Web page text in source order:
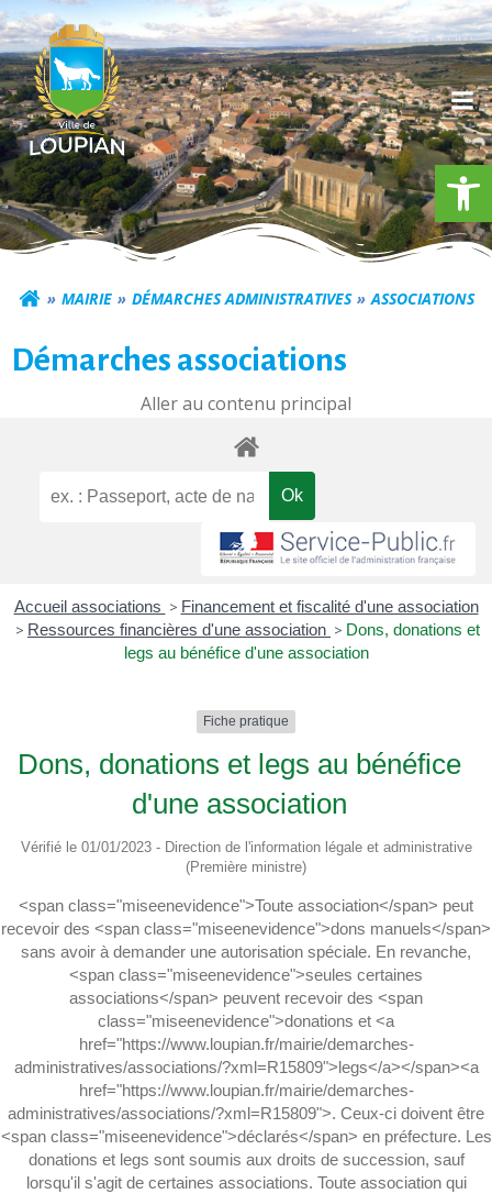
Aller
au
contenu
Commune de
MAIRIE DÉMARCHES ADMINISTRATIVES ASSOCIATIONS
Démarches associations
Aller au contenu principal
Accueil associations > Financement et fiscalité d'une association
> Ressources financières d'une association > Dons, donations et
legs au bénéfice d'une association
Fiche pratique
Dons, donations et legs au bénéfice
d'une association
Vérifié le 01/01/2023 - Direction de l'information légale et administrative
(Première ministre)
<span class="miseenevidence">Toute association</span> peut
recevoir des <span class="miseenevidence">dons manuels</span>
sans avoir à demander une autorisation spéciale. En revanche,
<span class="miseenevidence">seules certaines
associations</span> peuvent recevoir des <span
class="miseenevidence">donations et <a
href="https://www.loupian.fr/mairie/demarches-
administratives/associations/?xml=R15809">legs</a></span><a
href="https://www.loupian.fr/mairie/demarches-
administratives/associations/?xml=R15809">. Ceux-ci doivent être
<span class="miseenevidence">déclarés</span> en préfecture. Les
donations et legs sont soumis aux droits de succession, sauf
lorsqu'il s'agit de certaines associations. Toute association qui